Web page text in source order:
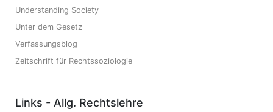
Understanding Society
Unter dem Gesetz
Verfassungsblog
Zeitschrift für Rechtssoziologie
Links - Allg. Rechtslehre